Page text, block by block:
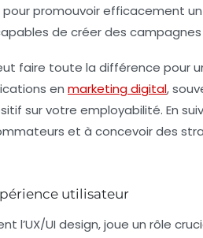
promouvoir efficacement
de créer des
faire toute la différence pour
en marketing digital,
sur votre employabilité. En
et à concevoir des
utilisateur
l’UX/UI design, joue un rôle